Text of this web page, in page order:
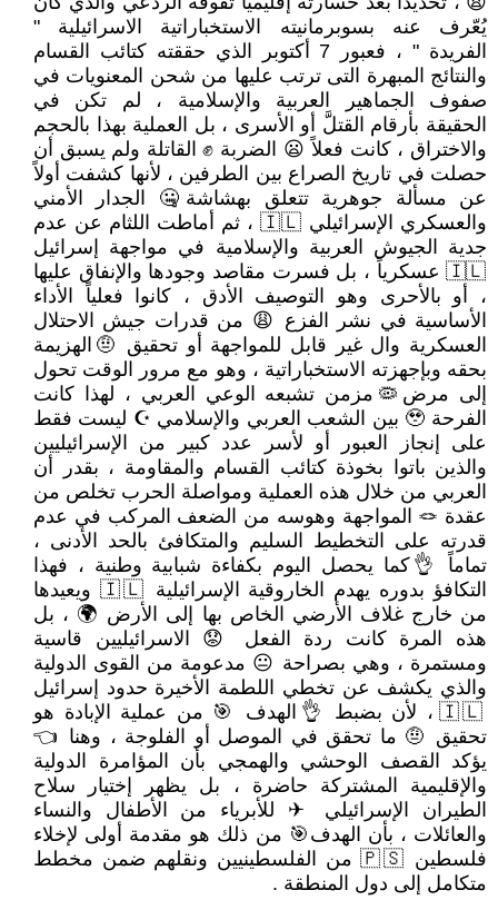
يُعّرف عنه بسوبرمانيته الاستخباراتية الاسرائيلية "
الفريدة " ، فعبور 7 أكتوبر الذي حققته كتائب القسام
والنتائج المبهرة التى ترتب عليها من شحن المعنويات في
صفوف الجماهير العربية والإسلامية ، لم تكن في
الحقيقة بأرقام القتلَّ أو الأسرى ، بل العملية بهذا بالحجم
والاختراق ، كانت فعلاً 😦 الضربة ✊ القاتلة ولم يسبق أن
حصلت في تاريخ الصراع بين الطرفين ، لأنها كشفت أولاً
عن مسألة جوهرية تتعلق بهشاشة🤐 الجدار الأمني
والعسكري الإسرائيلي 🇮🇱 ، ثم أماطت اللثام عن عدم
جدية الجيوش العربية والإسلامية في مواجهة إسرائيل
🇮🇱 عسكرياً ، بل فسرت مقاصد وجودها والإنفاق عليها
، أو بالأحرى وهو التوصيف الأدق ، كانوا فعلياً الأداء
الأساسية في نشر الفزع 😩 من قدرات جيش الاحتلال
العسكرية وال غير قابل للمواجهة أو تحقيق 🤨الهزيمة
بحقه وبإجهزته الاستخباراتية ، وهو مع مرور الوقت تحول
إلى مرض🦠مزمن تشبعه الوعي العربي ، لهذا كانت
الفرحة 🥹 بين الشعب العربي والإسلامي ☪ ليست فقط
على إنجاز العبور أو لأسر عدد كبير من الإسرائيليين
والذين باتوا بخوذة كتائب القسام والمقاومة ، بقدر أن
العربي من خلال هذه العملية ومواصلة الحرب تخلص من
عقدة 🪢 المواجهة وهوسه من الضعف المركب في عدم
قدرته على التخطيط السليم والمتكافئ بالحد الأدنى ،
تماماً 👌كما يحصل اليوم بكفاءة شبابية وطنية ، فهذا
التكافؤ بدوره يهدم الخاروقية الإسرائيلية 🇮🇱 ويعيدها
من خارج غلاف الأرضي الخاص بها إلى الأرض 🌍 ، بل
هذه المرة كانت ردة الفعل 😟 الاسرائيليين قاسية
ومستمرة ، وهي بصراحة 😐 مدعومة من القوى الدولية
والذي يكشف عن تخطي اللطمة الأخيرة حدود إسرائيل
🇮🇱 ، لأن بضبط 👌الهدف 🎯 من عملية الإبادة هو
تحقيق 🤨 ما تحقق في الموصل أو الفلوجة ، وهنا 👈
يؤكد القصف الوحشي والهمجي بأن المؤامرة الدولية
والإقليمية المشتركة حاضرة ، بل يظهر إختيار سلاح
الطيران الإسرائيلي ✈ للأبرياء من الأطفال والنساء
والعائلات ، بأن الهدف🎯 من ذلك هو مقدمة أولى لإخلاء
فلسطين 🇵🇸 من الفلسطينيين ونقلهم ضمن مخطط
متكامل إلى دول المنطقة .